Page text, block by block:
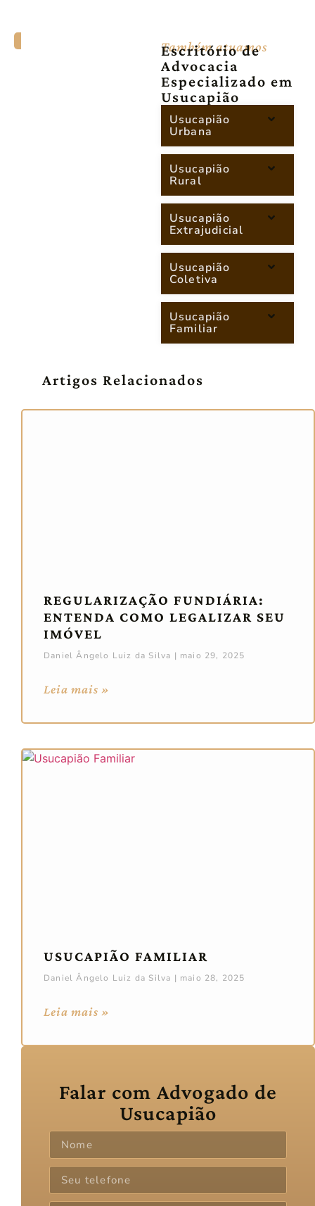
Também atuamos
Escritório de
Advocacia
Especializado em
Usucapião
Usucapião
Urbana
Usucapião
Rural
Usucapião
Extrajudicial
Usucapião
Coletiva
Usucapião
Familiar
Artigos Relacionados
REGULARIZAÇÃO FUNDIÁRIA:
ENTENDA COMO LEGALIZAR SEU
IMÓVEL
Daniel Ângelo Luiz da Silva maio 29, 2025
Leia mais »
USUCAPIÃO FAMILIAR
Daniel Ângelo Luiz da Silva maio 28, 2025
Leia mais »
Falar com Advogado de
Usucapião